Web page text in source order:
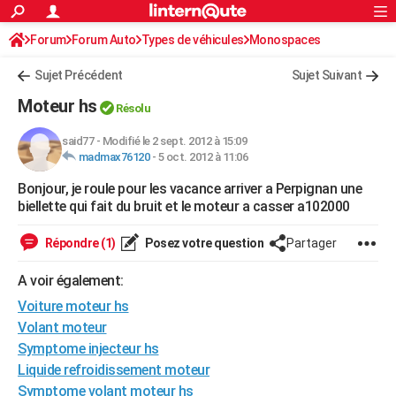
ACTUALITÉS
Politique
Société
Faits Divers
Education
Monde
Villes
+
FINANCE
Retraite
Impôts
Epargne
Immobilier
Risques naturels par ville
Banque
Assurance
Crédit
AUTO
Essais
Réserver un essai
Citadines
Berlines
SUV
Forum auto
+HIGH-TECH
Mobiles
Meilleur smartphone
Internet
Ordinateurs
Jeux vidéo
Guide high-tech
BRICOLAGE
WEEK-END
Guides de France
Escapades
Patrimoine
Expositions
Musées
Week-end nature
+LIFESTYLE
Art de vivre
Bien-être
Loisirs
ModeModes de vie
SANTE
Alimentation
Guide de la santé
Maladies
Médicaments
Sommeil
VOYAGE
Rechercher
S'inscrire
Connexion
Forum Forum Auto Types de véhicules Monospaces
Sujet Précédent Sujet Suivant
Moteur hs Résolu
said77- Modifié le 2 sept. 2012 à 15:09
madmax76120- 5 oct. 2012 à 11:06
Bonjour, je roule pour les vacance arriver a Perpignan une
biellette qui fait du bruit et le moteur a casser a102000
Répondre (1) Posez votre question Partager
A voir également:
Voiture moteur hs
Volant moteur
Symptome injecteur hs
Liquide refroidissement moteur
Symptome volant moteur hs